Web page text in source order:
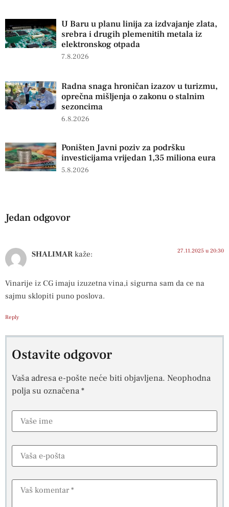
U Baru u planu linija za izdvajanje zlata,
srebra i drugih plemenitih metala iz
elektronskog otpada
7.8.2026
Radna snaga hroničan izazov u turizmu,
oprečna mišljenja o zakonu o stalnim
sezoncima
6.8.2026
Poništen Javni poziv za podršku
investicijama vrijedan 1,35 miliona eura
5.8.2026
Jedan odgovor
SHALIMAR kaže: 27.11.2025 u 20:30
Vinarije iz CG imaju izuzetna vina,i sigurna sam da ce na
sajmu sklopiti puno poslova.
Reply
Ostavite odgovor
Vaša adresa e-pošte neće biti objavljena. Neophodna
polja su označena*